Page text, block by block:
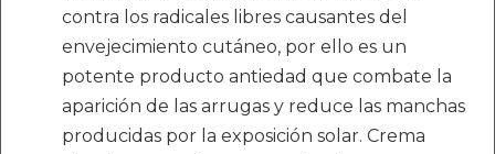
contra los radicales libres causantes del
envejecimiento cutáneo, por ello es un
potente producto antiedad que combate la
aparición de las arrugas y reduce las manchas
producidas por la exposición solar. Crema